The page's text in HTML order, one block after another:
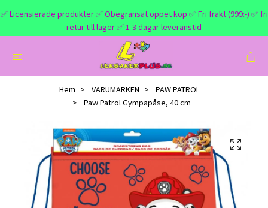
✅ Licensierade produkter ✅ Obegränsat öppet köp ✅ Fri frakt (999:-) ✅ fri
retur till lager ✅ 1-3 dagar leveranstid
Hem VARUMÄRKEN
PAW PATROL
Paw Patrol Gympapåse, 40 cm